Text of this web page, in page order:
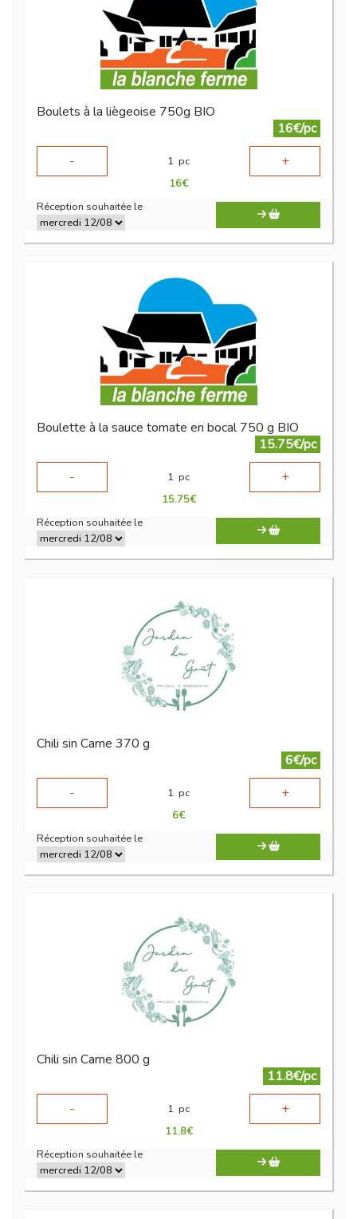
Boulets à la liègeoise 750g BIO
16€/pc
-
1 pc +
16€
Réception souhaitée le
Boulette à la sauce tomate en bocal 750 g BIO
15.75€/pc
-
1 pc +
15.75€
Réception souhaitée le
Chili sin Carne 370 g
6€/pc
-
1 pc +
6€
Réception souhaitée le
Chili sin Carne 800 g
11.8€/pc
-
1 pc +
11.8€
Réception souhaitée le